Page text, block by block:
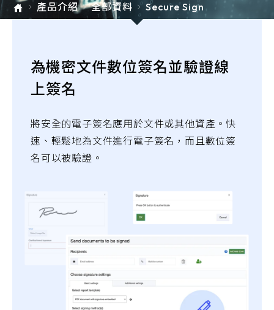
ARMIS
產品介紹 全部資料 Secure Sign
為機密文件數位簽名並驗證線
上簽名
將安全的電子簽名應用於文件或其他資產。快
速、輕鬆地為文件進行電子簽名，而且數位簽
名可以被驗證。